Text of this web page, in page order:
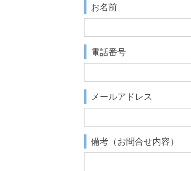
お名前
電話番号
メールアドレス
備考（お問合せ内容）